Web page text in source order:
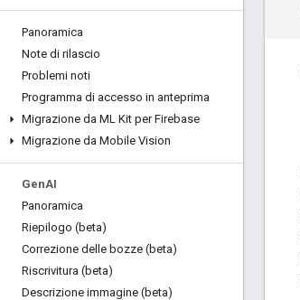
Panoramica
Note di rilascio
Problemi noti
Programma di accesso in anteprima
Migrazione da ML Kit per Firebase
Migrazione da Mobile Vision
GenAI
Panoramica
Riepilogo (beta)
Correzione delle bozze (beta)
Riscrivitura (beta)
Descrizione immagine (beta)